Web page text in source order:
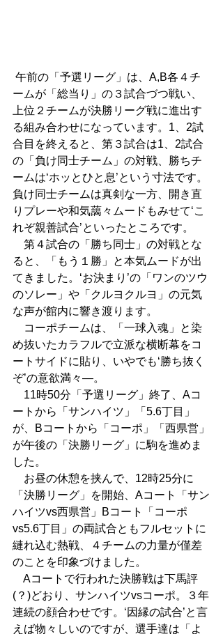
ームが「総当り」の３試合づつ戦い、
上位２チームが決勝リーグ戦に進出す
る組み合わせになっています。1、2試
合目を終えると、第３試合は1、2試合
の「負け同士チーム」の対戦、勝ちチ
ームは‘ホッとひと息’という寸法です。
負け同士チームは真剣な一方、開き直
りプレーや和気藹々ムードもみせて‘こ
れぞ親善試合’といったところです。
第４試合の「勝ち同士」の対戦とな
ると、「もう１勝」と本気ムードが出
てきました。‘お決まり’の「ワンのツウ
のソレー」や「クルヨクルヨ」の元気
な声が館内に響き渡ります。
コーポチームは、「一球入魂」と染
め抜いたカラフルで立派な横断幕をコ
ートサイドに貼り、いやでも‘勝ち抜く
ぞ’の意欲満々―。
11時50分「予選リーグ」終了、Aコ
ートから「サンハイツ」「5.6丁目」
が、Bコートから「コーポ」「西県営」
が午後の「決勝リーグ」に駒を進めま
した。
お昼の休憩を挟んで、12時25分に
「決勝リーグ」を開始、Aコート「サン
ハイツvs西県営」Bコート「コーポ
vs5.6丁目」の両試合ともフルセットに
縺れ込む熱戦、４チームの力量が僅差
のことを印象づけました。
Aコートで行われた決勝戦は下馬評
(？)どおり、サンハイツvsコーポ。３年
連続の顔合わせです。‘因縁の試合’と言
えば物々しいのですが、選手達は「よ